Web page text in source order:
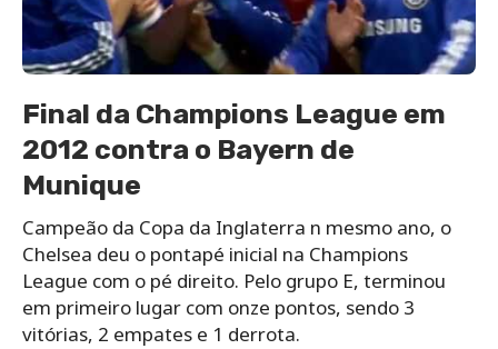
Final da Champions League em
2012 contra o Bayern de
Munique
Campeão da Copa da Inglaterra n mesmo ano, o
Chelsea deu o pontapé inicial na Champions
League com o pé direito. Pelo grupo E, terminou
em primeiro lugar com onze pontos, sendo 3
vitórias, 2 empates e 1 derrota.